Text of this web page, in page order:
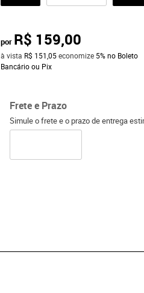
por R$ 159,00
à vista R$ 151,05economize 5% no Boleto
Bancário ou Pix
Frete e Prazo
Simule o frete e o prazo de entrega